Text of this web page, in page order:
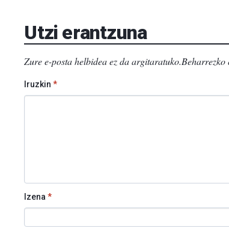
Utzi erantzuna
Zure e-posta helbidea ez da argitaratuko.Beharrezko
Iruzkin*
Izena*